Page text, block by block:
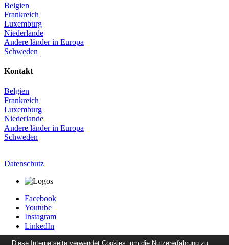
Belgien
Frankreich
Luxemburg
Niederlande
Andere länder in Europa
Schweden
Kontakt
Belgien
Frankreich
Luxemburg
Niederlande
Andere länder in Europa
Schweden
Datenschutz
Facebook
Youtube
Instagram
LinkedIn
Diese Internetseite verwendet Cookies, um die Nutzererfahrung zu